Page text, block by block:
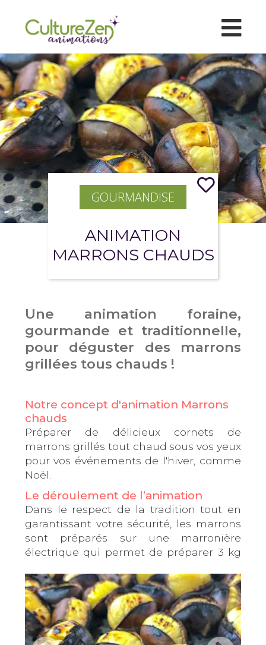
GOURMANDISE
ANIMATION
MARRONS CHAUDS
Une animation foraine,
gourmande et traditionnelle,
pour déguster des marrons
grillées tous chauds !
Notre concept d'animation Marrons
chauds
Préparer de délicieux cornets de
marrons grillés tout chaud sous vos yeux
pour vos événements de l'hiver, comme
Noël.
Le déroulement de l’animation
Dans le respect de la tradition tout en
garantissant votre sécurité, les marrons
sont préparés sur une marronière
électrique qui permet de préparer 3 kg